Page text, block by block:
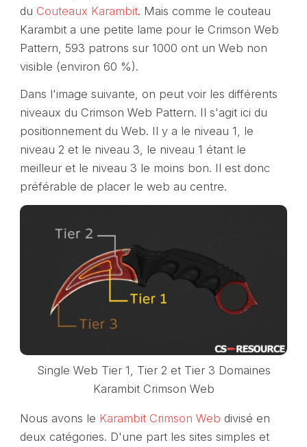
du Couteaux Karambit. Mais comme le couteau
Karambit a une petite lame pour le Crimson Web
Pattern, 593 patrons sur 1000 ont un Web non
visible (environ 60 %).
Dans l'image suivante, on peut voir les différents
niveaux du Crimson Web Pattern. Il s'agit ici du
positionnement du Web. Il y a le niveau 1, le
niveau 2 et le niveau 3, le niveau 1 étant le
meilleur et le niveau 3 le moins bon. Il est donc
préférable de placer le web au centre.
Single Web Tier 1, Tier 2 et Tier 3 Domaines
Karambit Crimson Web
Nous avons le Karambit Crimson Web divisé en
deux catégories. D'une part les sites simples et